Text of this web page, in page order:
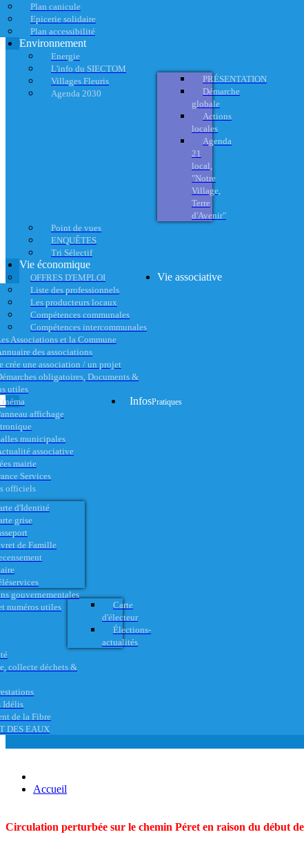
Plan canicule
Epicerie solidaire
Plan accessibilité
Environnement
Energie
L'info du SIECTOM
Villages Fleuris
Agenda 2030
PRÉSENTATION
Démarche
globale
Actions
locales
Agenda
21
local,
"Notre
Village,
Terre
d'Avenir"
Point de vues
ENQUÊTES
Tri Sélectif
Vie économique
OFFRES D'EMPLOI
Liste des professionnels
Les producteurs locaux
Compétences communales
Compétences intercommunales
Vie associative
Associations et la Commune
des associations
crée une association / un projet
obligatoires, Documents &
utiles
affichage
municipales
associative
InfosPratiques
mairie
Services
officiels
d'Identité
grise
de Famille
gouvernementales
numéros utiles
Carte
d'électeur
Élections-
actualités
collecte déchets &
Idélis
de la Fibre
DES EAUX
Accueil
Circulation perturbée sur le chemin Péret en raison du début